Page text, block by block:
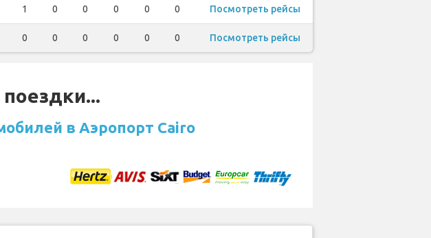
1 0 0 0 0 0 Посмотреть рейсы
0 0 0 0 0 0 Посмотреть рейсы
в Аэропорт Cairo